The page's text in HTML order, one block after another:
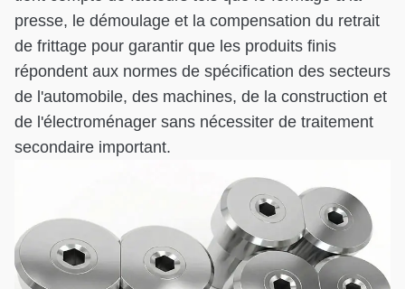
presse, le démoulage et la compensation du retrait
de frittage pour garantir que les produits finis
répondent aux normes de spécification des secteurs
de l'automobile, des machines, de la construction et
de l'électroménager sans nécessiter de traitement
secondaire important.